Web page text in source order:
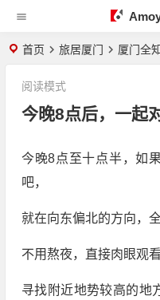
首页 旅居厦门 厦门全
今晚8点后，一起
阅读模式
今晚8点至十点半，如
吧，
就在向东偏北的方向，
不用熬夜，直接肉眼观看
寻找附近地势较高的地